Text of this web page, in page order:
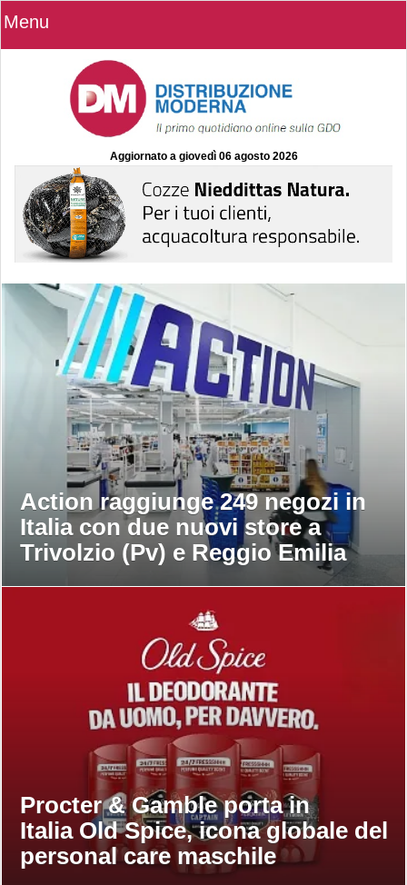
Menu
Aggiornato a giovedì 06 agosto 2026
Action raggiunge 249 negozi in
Italia con due nuovi store a
Trivolzio (Pv) e Reggio Emilia
Procter & Gamble porta in
Italia Old Spice, icona globale del
personal care maschile